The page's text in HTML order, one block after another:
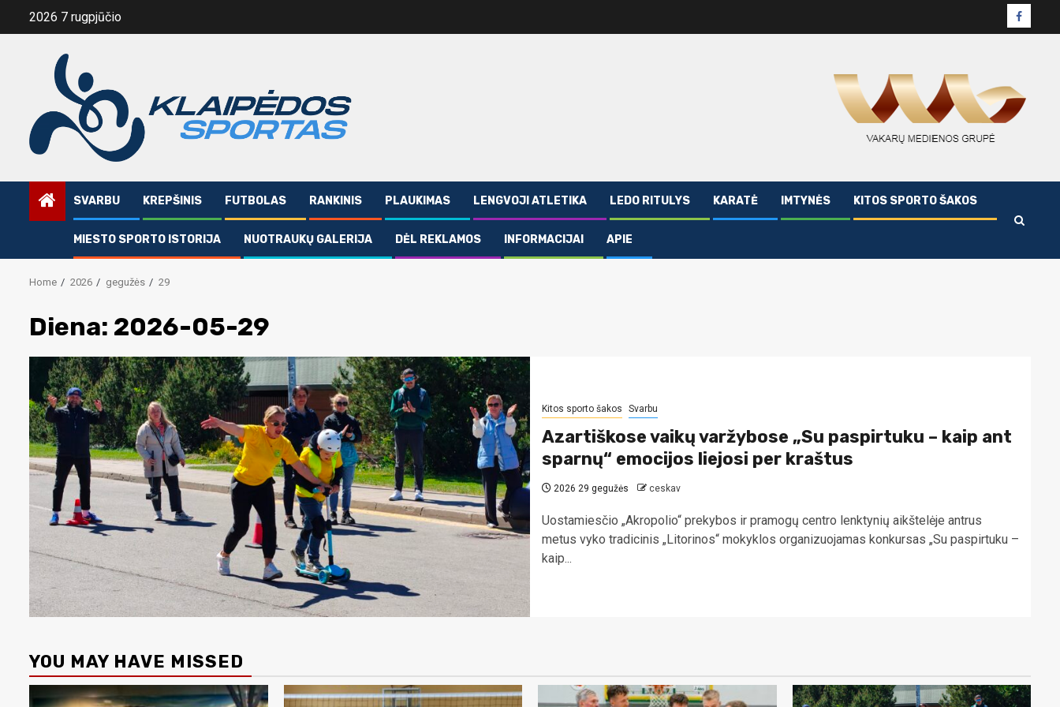
2026 7 rugpjūčio
SVARBU KREPŠINIS FUTBOLAS RANKINIS PLAUKIMAS LENGVOJI ATLETIKA LEDO RITULYS KARATĖ IMTYNĖS KITOS SPORTO ŠAKOS
MIESTO SPORTO ISTORIJA NUOTRAUKŲ GALERIJA DĖL REKLAMOS INFORMACIJAI APIE
Home 2026 gegužės 29
Diena: 2026-05-29
Kitos sporto šakos Svarbu
Azartiškose vaikų varžybose „Su paspirtuku – kaip ant
sparnų“ emocijos liejosi per kraštus
2026 29 gegužės ceskav
Uostamiesčio „Akropolio“ prekybos ir pramogų centro lenktynių aikštelėje antrus
metus vyko tradicinis „Litorinos“ mokyklos organizuojamas konkursas „Su paspirtuku –
kaip...
YOU MAY HAVE MISSED